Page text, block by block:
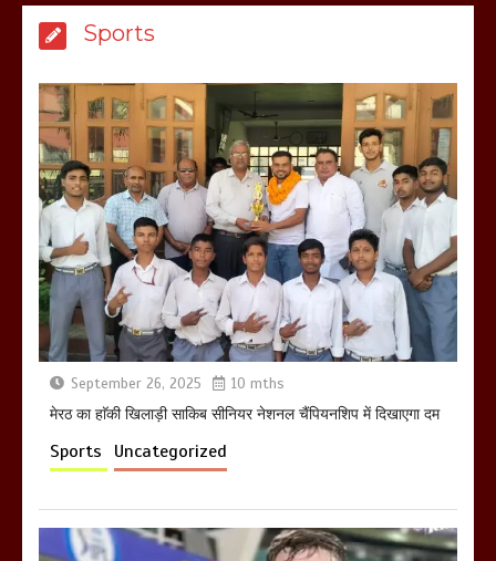
होलिका रखने पर लात मार कर होलिका को किया
तहस नहस,मोहल्ले वालों के साथ की गई गाली
गलोच ,कहा अगर रखी गई होली तो होगा खून
खराबा,
March 11, 2025
Sports
September 26, 2025 10 mths
मेरठ का हाॅकी खिलाड़ी साकिब सीनियर नेशनल चैंपियनशिप में दिखाएगा दम
Sports Uncategorized